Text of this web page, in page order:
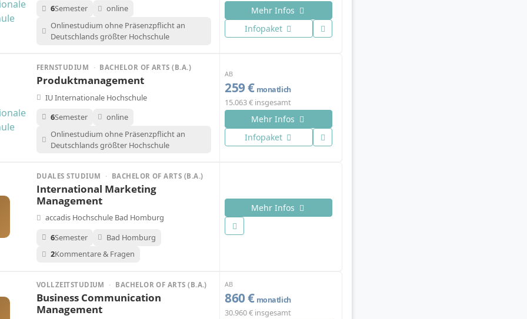
6Semester
online
Onlinestudium ohne Präsenzpflicht an
Deutschlands größter Hochschule
Mehr Infos
Infopaket
FERNSTUDIUM · BACHELOR OF ARTS (B.A.)
Produktmanagement
IU Internationale Hochschule
6Semester
online
Onlinestudium ohne Präsenzpflicht an
Deutschlands größter Hochschule
AB
259 € monatlich
15.063 € insgesamt
Mehr Infos
Infopaket
DUALES STUDIUM · BACHELOR OF ARTS (B.A.)
International Marketing
Management
accadis Hochschule Bad Homburg
6Semester
Bad Homburg
2Kommentare & Fragen
Mehr Infos
VOLLZEITSTUDIUM · BACHELOR OF ARTS (B.A.)
Business Communication
Management
AB
860 € monatlich
30.960 € insgesamt